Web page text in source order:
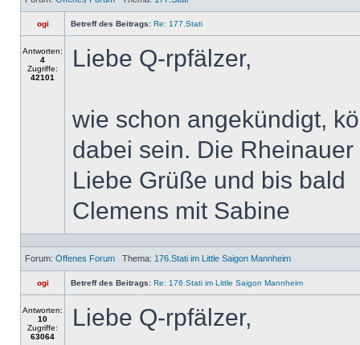
ogi Betreff des Beitrags: Re: 177.Stati
Antworten:
4
Zugriffe:
42101
Liebe Q-rpfälzer,
wie schon angekündigt,
dabei sein. Die
Liebe Grüße und bis bald
Clemens mit Sabine
Forum: Offenes Forum Thema: 176.Stati im Little Saigon Mannheim
ogi Betreff des Beitrags: Re: 176.Stati im Little Saigon Mannheim
Antworten:
10
Zugriffe:
63064
Liebe Q-rpfälzer,